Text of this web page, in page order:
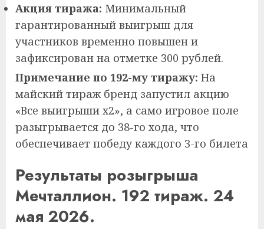
Акция тиража: Минимальный
гарантированный выигрыш для
участников временно повышен и
зафиксирован на отметке 300 рублей.
Примечание по 192-му тиражу: На
майский тираж бренд запустил акцию
«Все выигрыши х2», а само игровое поле
разыгрывается до 38-го хода, что
обеспечивает победу каждого 3-го билета
Результаты розыгрыша
Мечталлион. 192 тираж. 24
мая 2026.